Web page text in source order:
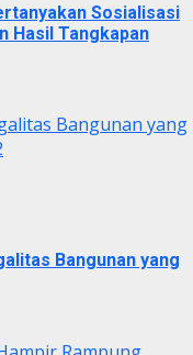
Sosialisasi
Hasil Tangkapan
Bangunan yang
Bangunan yang